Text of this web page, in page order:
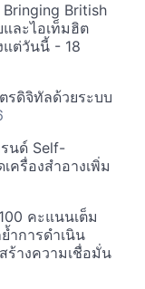
British
ละไอเท็มฮิต
ต่วันนี้ - 18
รดิจิทัลด้วยระบบ
นด์ Self-
ครื่องสำอางเพิ่ม
คะแนนเต็ม
ำการดำเนิน
ร้างความเชื่อมั่น